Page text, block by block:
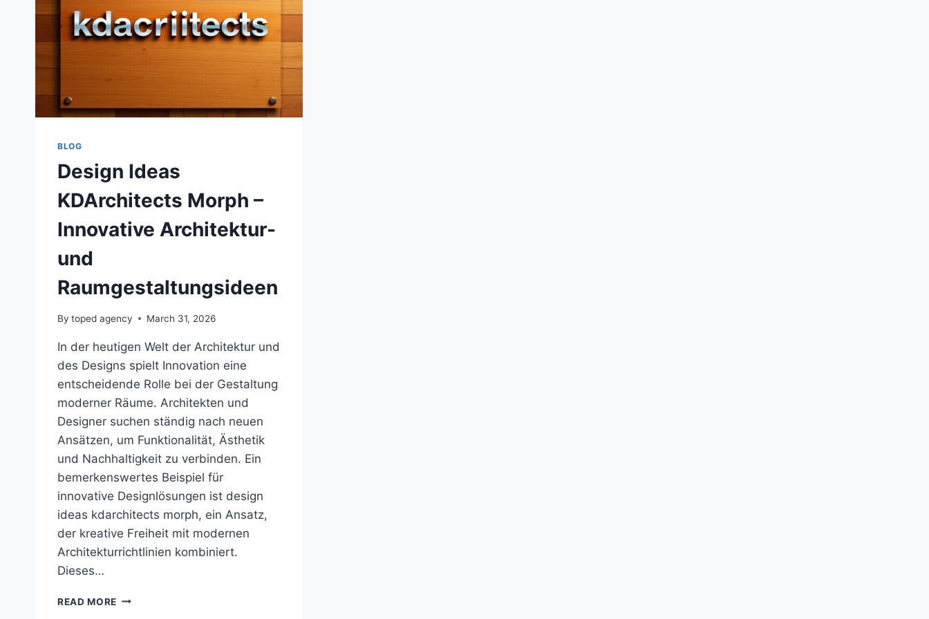
BLOG
Design Ideas
KDArchitects Morph –
Innovative Architektur-
und
Raumgestaltungsideen
By toped agency March 31, 2026
In der heutigen Welt der Architektur und
des Designs spielt Innovation eine
entscheidende Rolle bei der Gestaltung
moderner Räume. Architekten und
Designer suchen ständig nach neuen
Ansätzen, um Funktionalität, Ästhetik
und Nachhaltigkeit zu verbinden. Ein
bemerkenswertes Beispiel für
innovative Designlösungen ist design
ideas kdarchitects morph, ein Ansatz,
der kreative Freiheit mit modernen
Architekturrichtlinien kombiniert.
Dieses…
READ MORE DESIGN